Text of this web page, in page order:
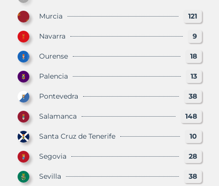
Murcia 121
Navarra 9
Ourense 18
Palencia 13
Pontevedra 38
Salamanca 148
Santa Cruz de Tenerife 10
Segovia 28
Sevilla 38